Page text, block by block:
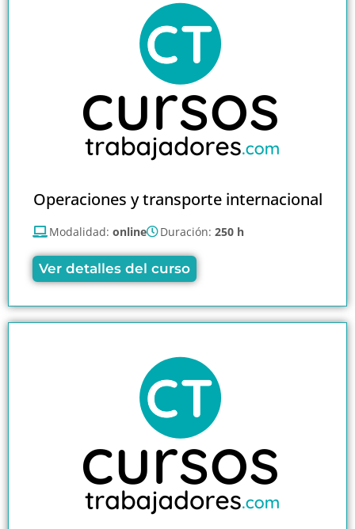
Operaciones y transporte internacional
Modalidad: online Duración: 250 h
Ver detalles del curso